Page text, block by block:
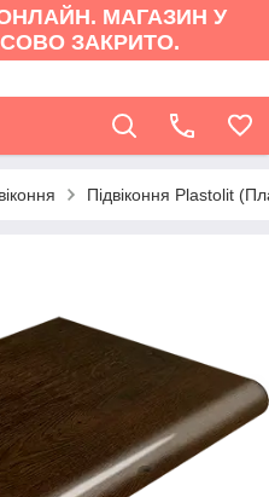
МАГАЗИН У
ЗАКРИТО.
Підвіконня Plastolit